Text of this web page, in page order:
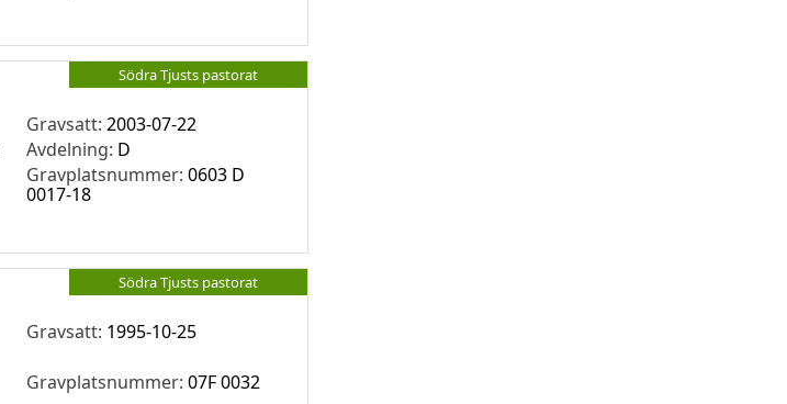
Södra Tjusts pastorat
Gravsatt:2003-07-22
Avdelning: D
Gravplatsnummer: 0603 D
0017-18
Södra Tjusts pastorat
Gravsatt: 1995-10-25
Gravplatsnummer: 07F 0032